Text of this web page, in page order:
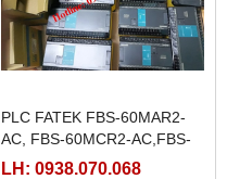
PLC FATEK FBS-60MAR2-
AC, FBS-60MCR2-AC,FBS-
60MAT2-AC, FBS-60MCT2-
LH: 0938.070.068